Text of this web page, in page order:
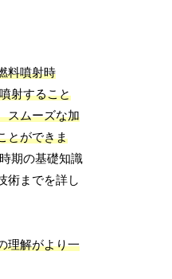
料噴射時
射すること
スムーズな加
とができま
期の基礎知識
術までを詳し
理解がより一